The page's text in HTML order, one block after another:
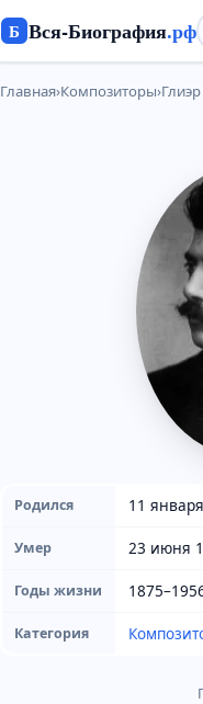
Б Вся-Биография.рф
Главная›Композиторы›
Родился 11
Умер 23 июня
Годы жизни
Категория